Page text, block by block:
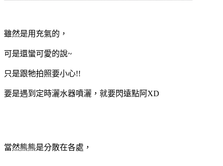
雖然是用充氣的，
可是還蠻可愛的說~
只是跟牠拍照要小心!!
要是遇到定時灑水器噴灑，就要閃遠點阿XD
當然熊熊是分散在各處，